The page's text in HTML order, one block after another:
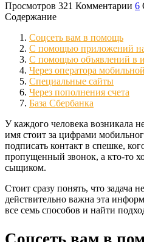
Просмотров 321 Комментарии 6
Содержание
Соцсеть вам в помощь
С помощью приложений
С помощью объявлений в
Через оператора
Специальные сайты
Через пополнения счета
База Сбербанка
У каждого человека возникала
имя стоит за цифрами
подписать контакт в спешке,
пропущенный звонок, а кто-то
сыщиком.
Стоит сразу понять, что задача
действительно важна эта
все семь способов и найти